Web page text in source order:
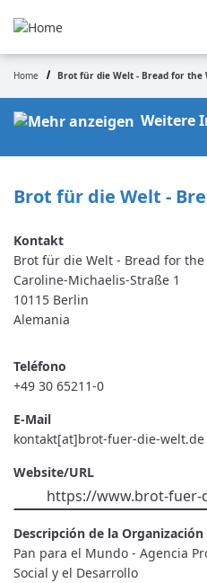
principal
Ruta
de
navegación
Home Brot für die Welt - Bread for the
Weitere
Brot für die Welt -
Brot für die Welt - Bread for the
Caroline-Michaelis-Straße 1
10115 Berlin
Alemania
Teléfono
+49 30 65211-0
E-Mail
kontakt[at]brot-fuer-die-welt.de
Website/URL
https://www.brot-fuer-
Descripción de la Organización
Pan para el Mundo - Agencia
Social y el Desarrollo